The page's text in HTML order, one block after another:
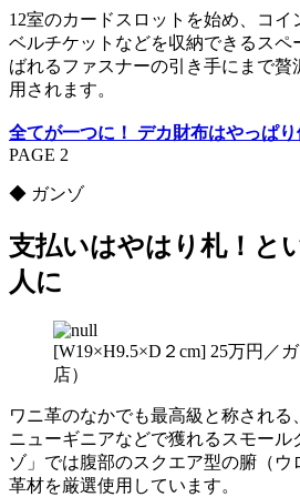
12室のカードスロットを始め、コイ
ベルチケットなどを収納できるスペ
ばれるファスナーの引き手にまで贅
用されます。
全てが一つに！ デカ財布はやっぱ
PAGE 2
◆ ガンゾ
支払いはやはり札！と
人に
[W19×H9.5×D２cm] 25万円／
店）
ワニ革のなかでも最高級と称される
ニューギニアなどで獲れるスモール
ゾ」では腹部のスクエア型の腑（ウ
革材を厳選使用しています。